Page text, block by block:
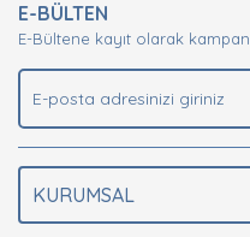
E-BÜLTEN
E-Bültene kayıt olarak
KURUMSAL